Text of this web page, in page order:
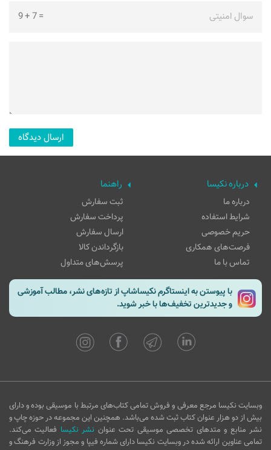
سوال امنیتی =
7
+
9
درباره نکیسا
درباره ما
شرایط استفاده
حریم خصوصی
فرصت‌های همکاری
تماس با ما
راهنما
ثبت سفارش
پرداخت سفارش
ارسال سفارش
بازگرداندن کالا
پرسش‌های متداول
با پیوستن به اینستاگرم نکیساشاپ از تازه‌های نشر، مطالب آموزشی
و جدیدترین تخفیف‌ها با خبر شوید.
وبسایت نکیسا مرجع معرفی و فروش تمامی کتاب‌های مرتبط با موسیقی بوده و دارای
بیش از دو هزار عنوان کتاب ثبت شده می‌باشد. همچنین این مجموعه در حوزه چاپ و
نشر منابع و متدهای تخصصی موسیقی تحت عنوان نشر نکیسا فعالیت می‌کند.
تمامی عناوین ارائه شده در وبسایت نکیسا دارای شماره فیپا و مجوز از وزارت فرهنگ و